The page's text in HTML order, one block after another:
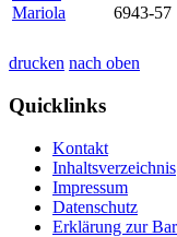
Mariola
6943-57
drucken nach oben
Quicklinks
Kontakt
Inhaltsverzeichnis
Impressum
Datenschutz
Erklärung zur